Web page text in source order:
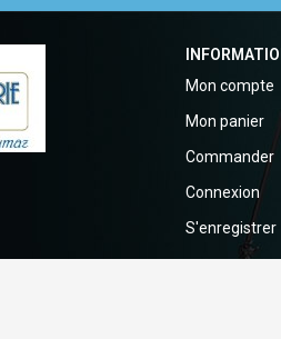
Mon compte
Mon panier
Commander
Connexion
S'enregistrer